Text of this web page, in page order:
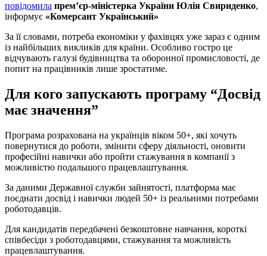
повідомила прем’єр-міністерка України Юлія Свириденко,
інформує «Комерсант Український»
За її словами, потреба економіки у фахівцях уже зараз є одним
із найбільших викликів для країни. Особливо гостро це
відчувають галузі будівництва та оборонної промисловості, де
попит на працівників лише зростатиме.
Для кого запускають програму “Досвід
має значення”
Програма розрахована на українців віком 50+, які хочуть
повернутися до роботи, змінити сферу діяльності, оновити
професійні навички або пройти стажування в компанії з
можливістю подальшого працевлаштування.
За даними Державної служби зайнятості, платформа має
поєднати досвід і навички людей 50+ із реальними потребами
роботодавців.
Для кандидатів передбачені безкоштовне навчання, короткі
співбесіди з роботодавцями, стажування та можливість
працевлаштування.